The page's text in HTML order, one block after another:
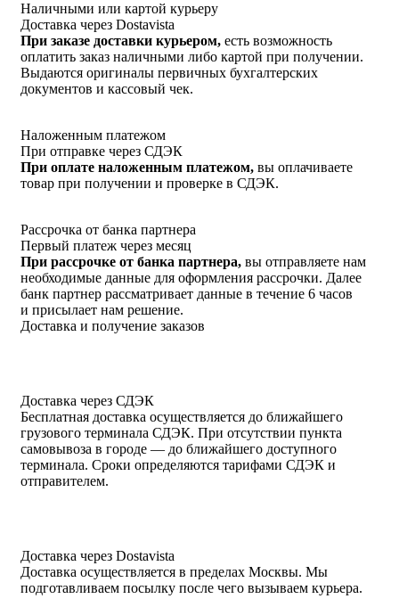
Наличными или картой курьеру
Доставка через Dostavista
При заказе доставки курьером, есть возможность
оплатить заказ наличными либо картой при получении.
Выдаются оригиналы первичных бухгалтерских
документов и кассовый чек.
Наложенным платежом
При отправке через СДЭК
При оплате наложенным платежом, вы оплачиваете
товар при получении и проверке в СДЭК.
Рассрочка от банка партнера
Первый платеж через месяц
При рассрочке от банка партнера, вы отправляете нам
необходимые данные для оформления рассрочки. Далее
банк партнер рассматривает данные в течение 6 часов
и присылает нам решение.
Доставка и получение заказов
Доставка через СДЭК
Бесплатная доставка осуществляется до ближайшего
грузового терминала СДЭК. При отсутствии пункта
самовывоза в городе — до ближайшего доступного
терминала. Сроки определяются тарифами СДЭК и
отправителем.
Доставка через Dostavista
Доставка осуществляется в пределах Москвы. Мы
подготавливаем посылку после чего вызываем курьера.